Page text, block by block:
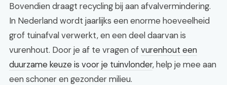
Bovendien draagt recycling bij aan afvalvermindering.
In Nederland wordt jaarlijks een enorme hoeveelheid
grof tuinafval verwerkt, en een deel daarvan is
vurenhout. Door je af te vragen ofvurenhout een
duurzame keuze is voor je tuinvlonder, help je mee aan
een schoner en gezonder milieu.